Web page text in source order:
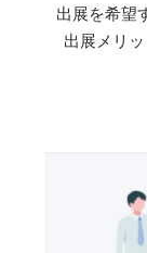
出展を希望
出展メリ